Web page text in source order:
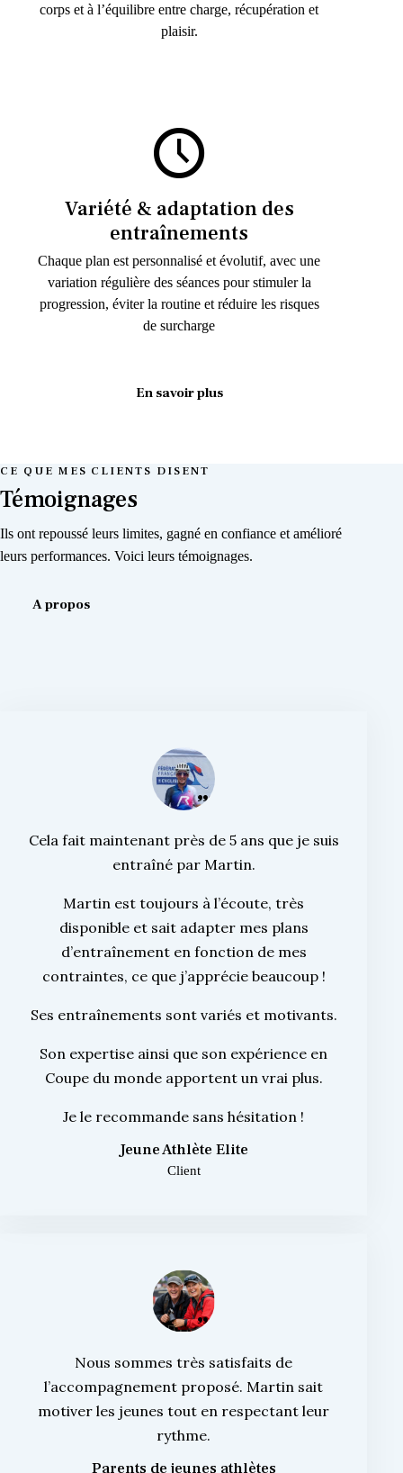
corps et à l’équilibre entre charge, récupération et
plaisir.
Variété & adaptation des
entraînements
Chaque plan est personnalisé et évolutif, avec une
variation régulière des séances pour stimuler la
progression, éviter la routine et réduire les risques
de surcharge
En savoir plus
CE QUE MES CLIENTS DISENT
Témoignages
Ils ont repoussé leurs limites, gagné en confiance et amélioré
leurs performances. Voici leurs témoignages.
A propos
Cela fait maintenant près de 5 ans que je suis
entraîné par Martin.
Martin est toujours à l’écoute, très
disponible et sait adapter mes plans
d’entraînement en fonction de mes
contraintes, ce que j’apprécie beaucoup !
Ses entraînements sont variés et motivants.
Son expertise ainsi que son expérience en
Coupe du monde apportent un vrai plus.
Je le recommande sans hésitation !
Jeune Athlète Elite
Client
Nous sommes très satisfaits de
l’accompagnement proposé. Martin sait
motiver les jeunes tout en respectant leur
rythme.
Parents de jeunes athlètes